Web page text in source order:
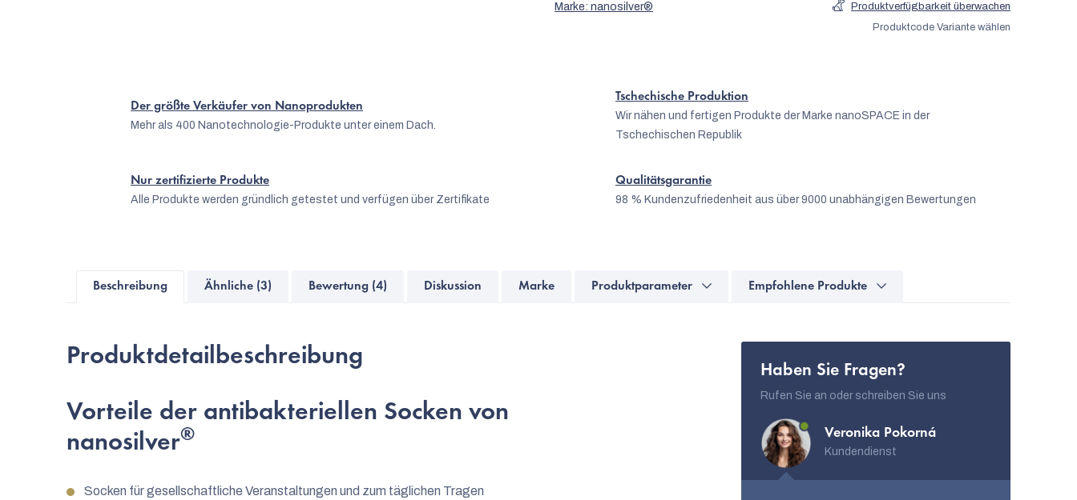
Marke: nanosilver®
Produktverfügbarkeit überwachen
Produktcode Variante wählen
Der größte Verkäufer von Nanoprodukten
Mehr als 400 Nanotechnologie-Produkte unter einem Dach.
Tschechische Produktion
Wir nähen und fertigen Produkte der Marke nanoSPACE in der
Tschechischen Republik
Nur zertifizierte Produkte
Alle Produkte werden gründlich getestet und verfügen über Zertifikate
Qualitätsgarantie
98 % Kundenzufriedenheit aus über 9000 unabhängigen Bewertungen
Beschreibung Ähnliche (3) Bewertung (4) Diskussion Marke Produktparameter Empfohlene Produkte
Produktdetailbeschreibung
Vorteile der antibakteriellen Socken von
nanosilver®
Socken für gesellschaftliche Veranstaltungen und zum täglichen Tragen
Haben Sie Fragen?
Rufen Sie an oder schreiben Sie uns
Veronika Pokorná
Kundendienst